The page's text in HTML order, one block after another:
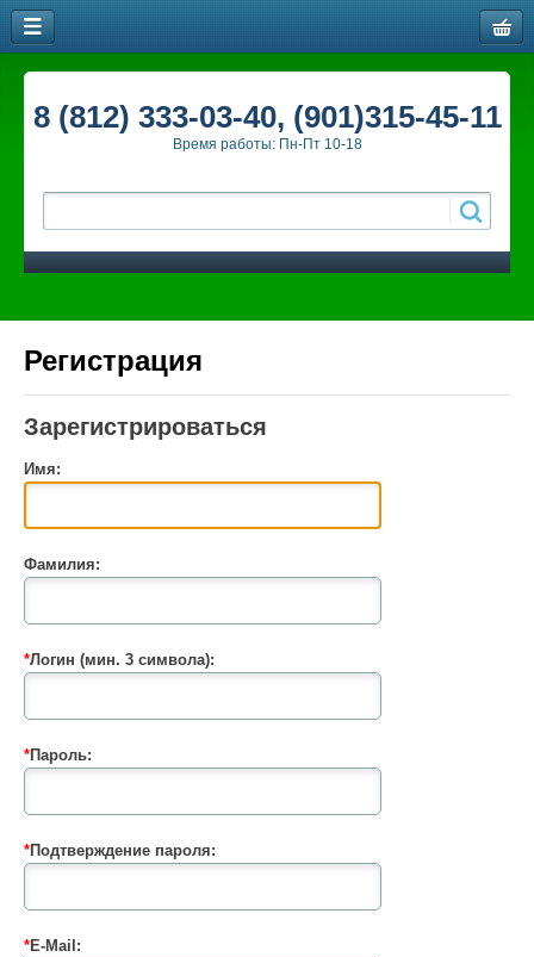
8 (812) 333-03-40, (901)315-45-11
Время работы: Пн-Пт 10-18
Регистрация
Зарегистрироваться
Имя:
Фамилия:
*Логин (мин. 3 символа):
*Пароль:
*Подтверждение пароля:
*E-Mail: